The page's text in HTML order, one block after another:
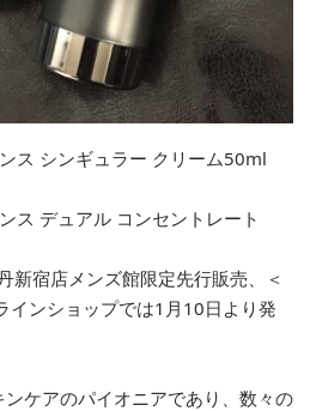
ス シンギュラー クリーム50ml
ス デュアル コンセントレート
宿店メンズ館限定先行販売、＜
インショップでは1月10日より発
ケアのパイオニアであり、数々の